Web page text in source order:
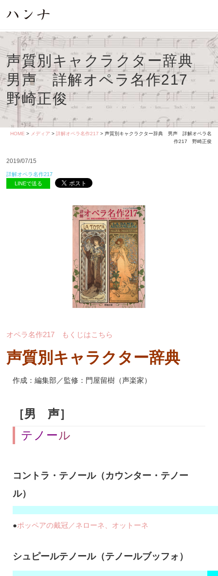
声質別キャクラクター辞典
男声 詳解オペラ名作217
野崎正俊
HOME > メディア > 詳解オペラ名作217 > 声質別キャクラクター辞典 男声 詳解オペラ名
作217 野崎正俊
2019/07/15
詳解オペラ名作217
LINEで送る
オペラ名作217 もくじはこちら
声質別キャラクター辞典
作成：編集部／監修：門屋留樹（声楽家）
［男 声］
テノール
コントラ・テノール（カウンター・テノー
ル）
●ポッペアの戴冠／ネローネ、オットーネ
シュピールテノール（テノールブッフォ）